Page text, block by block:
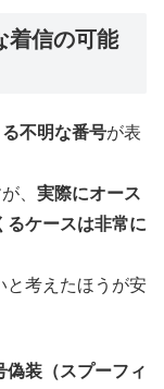
着信の可能
る不明な番号が表
、 実際にオース
るケースは非常に
と考えたほうが安
偽装（スプーフィ